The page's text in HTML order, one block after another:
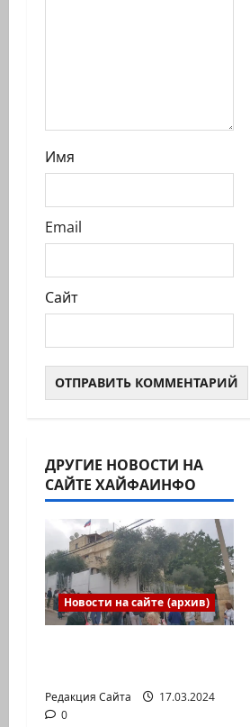
Имя
Email
Сайт
ДРУГИЕ НОВОСТИ НА
САЙТЕ ХАЙФАИНФО
Новости на сайте (архив)
Редакция Сайта
17.03.2024
0Новости на сайте (архив)